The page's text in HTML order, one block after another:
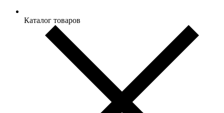
Каталог товаров